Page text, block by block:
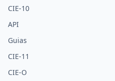
CIE-10
API
Guias
CIE-11
CIE-O